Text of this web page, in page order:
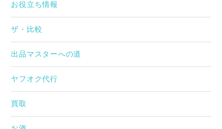
お役立ち情報
ザ・比較
出品マスターへの道
ヤフオク代行
買取